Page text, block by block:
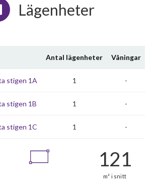
Lägenheter
Antal lägenheter Våningar
stigen 1A 1 -
stigen 1B 1 -
stigen 1C 1 -